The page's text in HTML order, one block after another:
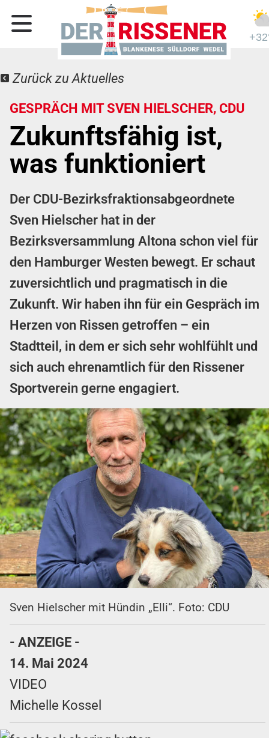
Zurück zu Aktuelles
GESPRÄCH MIT SVEN HIELSCHER, CDU
Zukunftsfähig ist,
was funktioniert
Der CDU-Bezirksfraktionsabgeordnete
Sven Hielscher hat in der
Bezirksversammlung Altona schon viel für
den Hamburger Westen bewegt. Er schaut
zuversichtlich und pragmatisch in die
Zukunft. Wir haben ihn für ein Gespräch im
Herzen von Rissen getroffen – ein
Stadtteil, in dem er sich sehr wohlfühlt und
sich auch ehrenamtlich für den Rissener
Sportverein gerne engagiert.
Sven Hielscher mit Hündin „Elli“. Foto: CDU
- ANZEIGE -
14. Mai 2024
VIDEO
Michelle Kossel